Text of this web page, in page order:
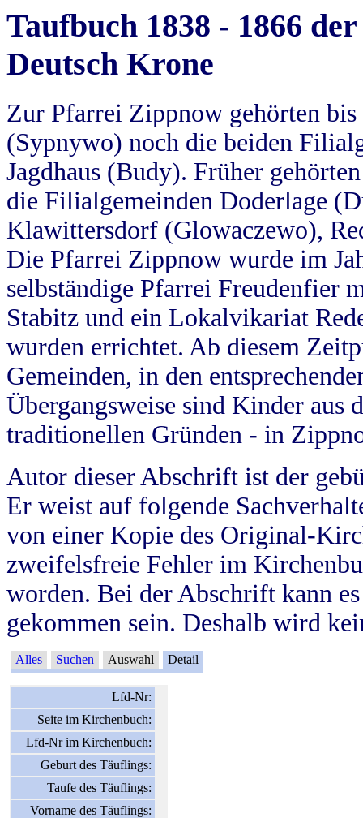
Taufbuch 1838 - 1866
Deutsch Krone
Zur Pfarrei Zippnow gehörten
(Sypnywo) noch die beiden
Jagdhaus (Budy). Früher
die Filialgemeinden Doderlage
Klawittersdorf (Glowaczewo),
Die Pfarrei Zippnow wurde im
selbständige Pfarrei Freudenfier
Stabitz und ein Lokalvikariat
wurden errichtet. Ab diesem
Gemeinden, in den
Übergangsweise sind Kinder aus
traditionellen Gründen - in
Autor dieser Abschrift ist der
Er weist auf folgende
von einer Kopie des Original-
zweifelsfreie Fehler im
worden. Bei der Abschrift kann
gekommen sein. Deshalb wird
Alles Suchen Auswahl Detail
Lfd-Nr:
Seite im Kirchenbuch:
Lfd-Nr im Kirchenbuch:
Geburt des Täuflings:
Taufe des Täuflings:
Vorname des Täuflings: